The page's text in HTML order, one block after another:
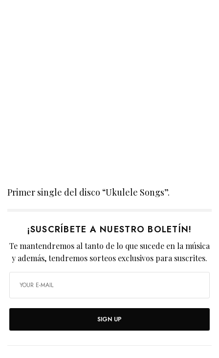
Primer single del disco “Ukulele Songs”.
¡SUSCRÍBETE A NUESTRO BOLETÍN!
Te mantendremos al tanto de lo que sucede en la música
y además, tendremos sorteos exclusivos para suscrites.
SIGN UP